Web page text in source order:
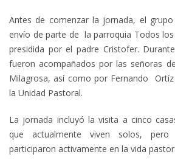
Antes de comenzar la jornada, el
envío de parte de la parroquia Todos
presidida por el padre Cristofer.
fueron acompañados por las señoras
Milagrosa, así como por Fernando
la Unidad Pastoral.
La jornada incluyó la visita a cinco
que actualmente viven solos,
participaron activamente en la vida